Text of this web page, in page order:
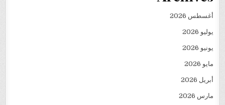
أغسطس 2026
يوليو 2026
يونيو 2026
مايو 2026
أبريل 2026
مارس 2026